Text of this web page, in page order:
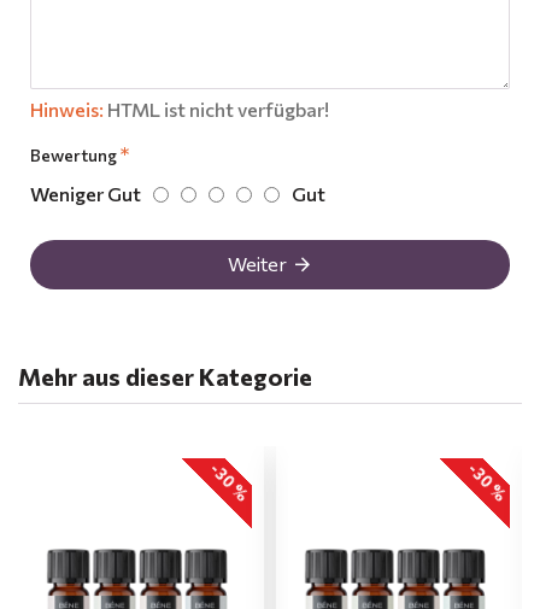
Hinweis: HTML ist nicht verfügbar!
Bewertung
Weniger Gut Gut
Weiter
Mehr aus dieser Kategorie
-30 % -30 %